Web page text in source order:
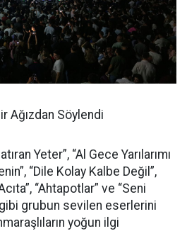
Ağızdan Söylendi
Yeter”, “Al Gece Yarılarımı
“Dile Kolay Kalbe Değil”,
“Ahtapotlar” ve “Seni
grubun sevilen eserlerini
yoğun ilgi